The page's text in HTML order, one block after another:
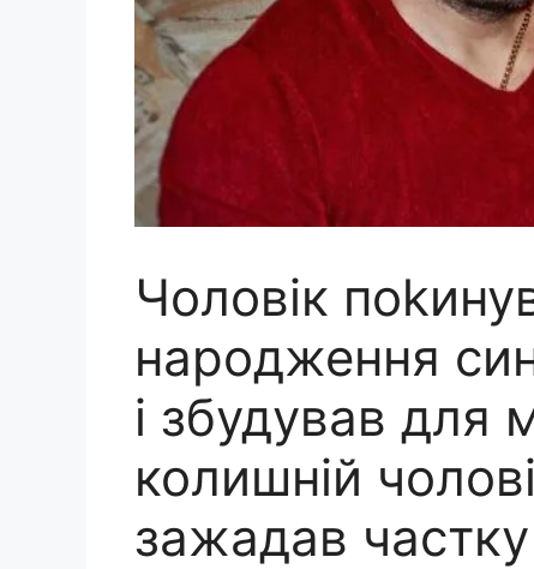
Чоловік
народження
і збудував для
колишній
зажадав частку